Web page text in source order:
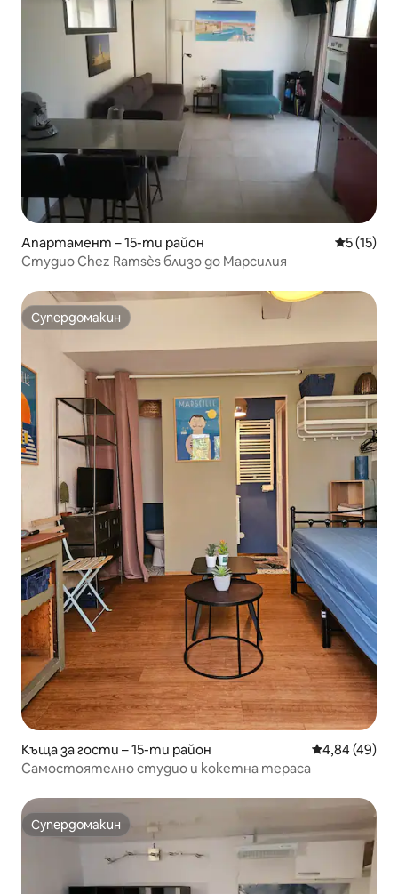
Апартамент – 15-ти район Средна
5 (15)
Студио Chez Ramsès близо до Марсилия
Супердомакин
Супердомакин
Къща за гости – 15-ти район Средна
4,84 (49)
Самостоятелно студио и кокетна тераса
Супердомакин
Супердомакин